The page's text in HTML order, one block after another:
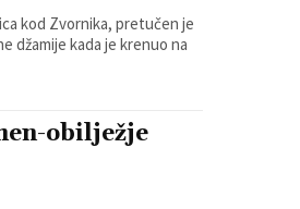
kod Zvornika, pretučen je
džamije kada je krenuo na
obilježje